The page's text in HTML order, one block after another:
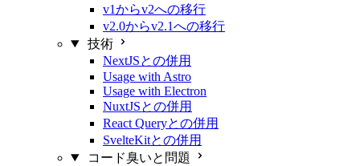
v1からv2への移行
v2.0からv2.1への移行
技術
NextJSとの併用
Usage with Astro
Usage with Electron
NuxtJSとの併用
React Queryとの併用
SvelteKitとの併用
コード臭いと問題